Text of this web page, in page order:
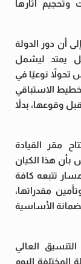
آثارها
أن دور الدولة
يمتد ليشمل
تحولاً نوعيًا في
الاستباقي
وقوعها، بدلاً
مقر القيادة
بأن هذا الكيان
تتبعه كافة
مقدراتها،
الأساسية
العالي
اليوم